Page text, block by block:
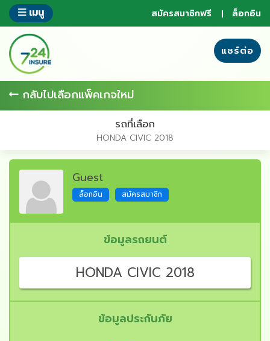
ข้าม
ส่วน
ของ
ข้อมูล
เมนู สมัครสมาชิกฟรี ล็อกอิน
แชร์ต่อ
กลับไปเลือกแพ็คเกจใหม่
รถที่เลือก
HONDA CIVIC 2018
Guest
ล็อกอิน สมัครสมาชิก
ข้อมูลรถยนต์
HONDA CIVIC 2018
ข้อมูลประกันภัย